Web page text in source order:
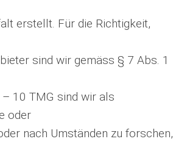
erstellt. Für die Richtigkeit,
sind wir gemäss § 7 Abs. 1
10 TMG sind wir als
oder
nach Umständen zu forschen,